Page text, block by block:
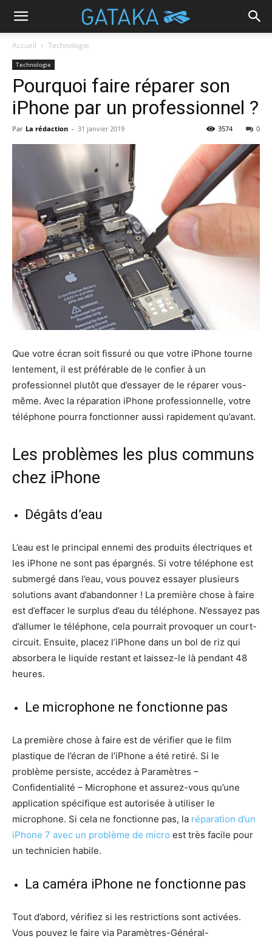
Accueil Technologie
Technologie
Pourquoi faire réparer son
iPhone par un professionnel ?
Par La rédaction - 31 janvier 2019 0
3574
Que votre écran soit fissuré ou que votre iPhone tourne
lentement, il est préférable de le confier à un
professionnel plutôt que d’essayer de le réparer vous-
même. Avec la réparation iPhone professionnelle, votre
téléphone pourra fonctionner aussi rapidement qu’avant.
Les problèmes les plus communs
chez iPhone
Dégâts d’eau
L’eau est le principal ennemi des produits électriques et
les iPhone ne sont pas épargnés. Si votre téléphone est
submergé dans l’eau, vous pouvez essayer plusieurs
solutions avant d’abandonner ! La première chose à faire
est d’effacer le surplus d’eau du téléphone. N’essayez pas
d’allumer le téléphone, cela pourrait provoquer un court-
circuit. Ensuite, placez l’iPhone dans un bol de riz qui
absorbera le liquide restant et laissez-le là pendant 48
heures.
Le microphone ne fonctionne pas
La première chose à faire est de vérifier que le film
plastique de l’écran de l’iPhone a été retiré. Si le
problème persiste, accédez à Paramètres –
Confidentialité – Microphone et assurez-vous qu’une
application spécifique est autorisée à utiliser le
microphone. Si cela ne fonctionne pas, la réparation d’un
iPhone 7 avec un problème de micro est très facile pour
un technicien habile.
La caméra iPhone ne fonctionne pas
Tout d’abord, vérifiez si les restrictions sont activées.
Vous pouvez le faire via Paramètres-Général-